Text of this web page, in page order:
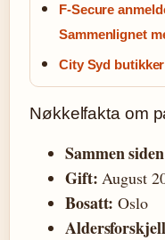
F-Secure
Sammenlignet
City Syd
Nøkkelfakta om
Sammen
Gift: August
Bosatt: Oslo